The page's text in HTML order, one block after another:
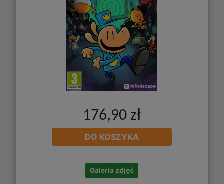
176,90 zł
DO KOSZYKA
Galeria zdjęć